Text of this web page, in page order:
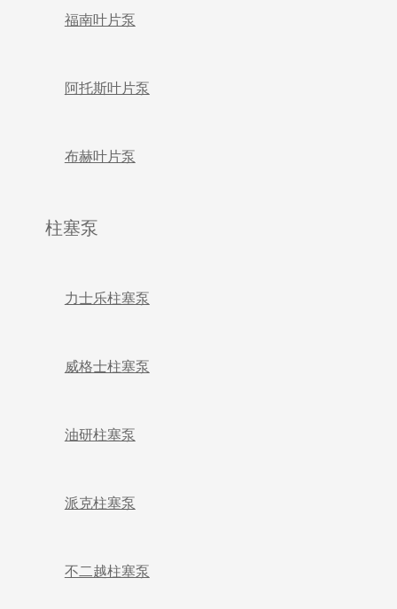
福南叶片泵
阿托斯叶片泵
布赫叶片泵
柱塞泵
力士乐柱塞泵
威格士柱塞泵
油研柱塞泵
派克柱塞泵
不二越柱塞泵